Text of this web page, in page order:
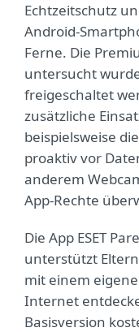
Echtzeitschutz
Android-
Ferne. Die
untersucht
freigeschaltet
zusätzliche
beispielsweise
proaktiv vor
anderem
App-Rechte
Die App ESET
unterstützt
mit einem
Internet
Basisversion